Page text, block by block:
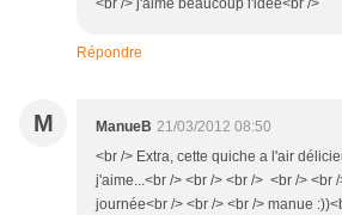
<br /> j'aime beaucoup l'idée<br />
Répondre
M ManueB 21/03/2012 08:50
<br /> Extra, cette quiche a l'air
j'aime...<br /> <br /> <br /> <br /> <br
journée<br /> <br /> <br /> manue